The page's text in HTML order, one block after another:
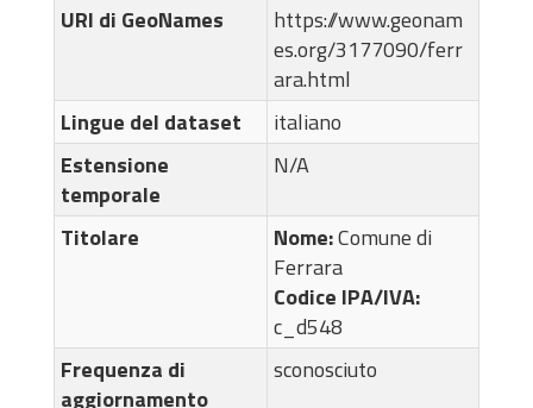
URI di GeoNames
https://www.geonam
es.org/3177090/ferr
ara.html
Lingue del dataset
italiano
Estensione
temporale
N/A
Titolare Nome:Comune di
Ferrara
Codice IPA/IVA:
c_d548
Frequenza di
aggiornamento
sconosciuto